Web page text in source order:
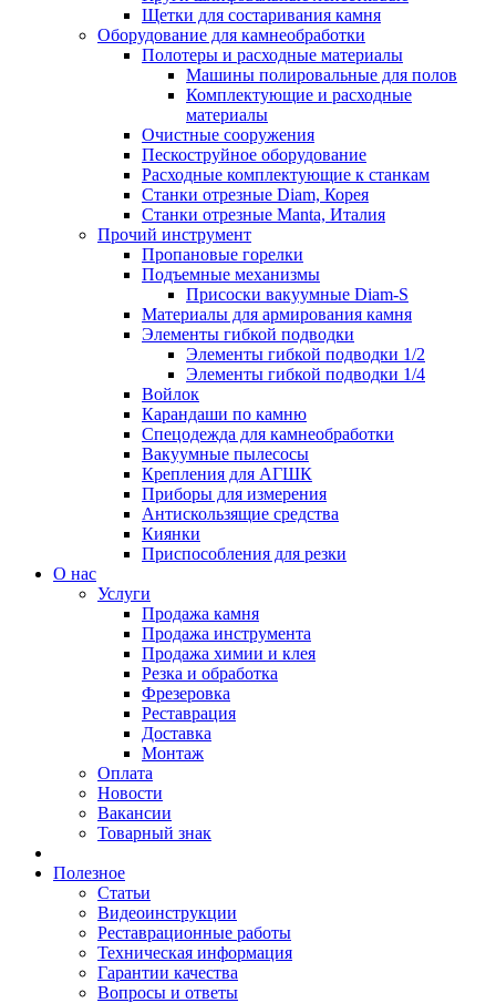
Щетки для состаривания камня
Оборудование для камнеобработки
Полотеры и расходные материалы
Машины полировальные для полов
Комплектующие и расходные
материалы
Очистные сооружения
Пескоструйное оборудование
Расходные комплектующие к станкам
Станки отрезные Diam, Корея
Станки отрезные Manta, Италия
Прочий инструмент
Пропановые горелки
Подъeмные механизмы
Присоски вакуумные Diam-S
Материалы для армирования камня
Элементы гибкой подводки
Элементы гибкой подводки 1/2
Элементы гибкой подводки 1/4
Войлок
Карандаши по камню
Спецодежда для камнеобработки
Вакуумные пылесосы
Крепления для АГШК
Приборы для измерения
Антискользящие средства
Киянки
Приспособления для резки
О нас
Услуги
Продажа камня
Продажа инструмента
Продажа химии и клея
Резка и обработка
Фрезеровка
Реставрация
Доставка
Монтаж
Оплата
Новости
Вакансии
Товарный знак
Полезное
Статьи
Видеоинструкции
Реставрационные работы
Техническая информация
Гарантии качества
Вопросы и ответы